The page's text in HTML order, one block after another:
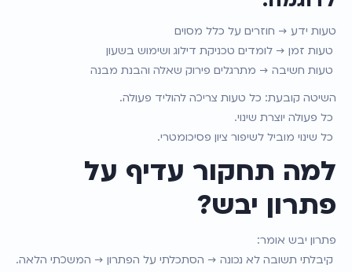
טעות ידע → חוזרים על כלל מסוים
השיטה קובעת: כל טעות צריכה להוליד פעולה.
למה תחקור עדיף על
פתרון יבש?
פתרון יבש אומר: